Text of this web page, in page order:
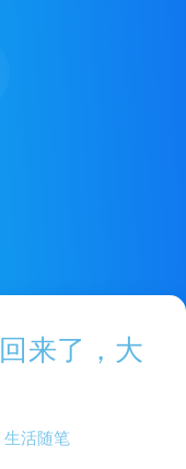
来了，大
生活随笔